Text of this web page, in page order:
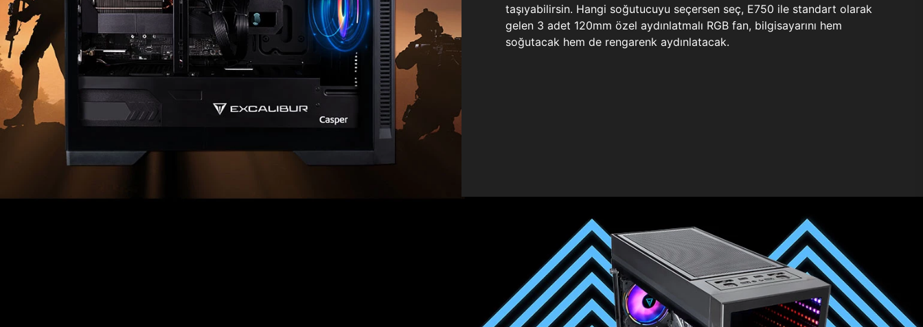
taşıyabilirsin. Hangi soğutucuyu seçersen seç, E750 ile standart olarak
gelen 3 adet 120mm özel aydınlatmalı RGB fan, bilgisayarını hem
soğutacak hem de rengarenk aydınlatacak.